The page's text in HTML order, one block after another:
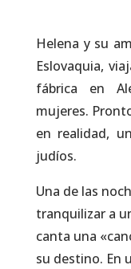
Helena y su
Eslovaquia,
fábrica en
mujeres.
en realidad,
judíos.
Una de las
tranquilizar a
canta una
su destino. En